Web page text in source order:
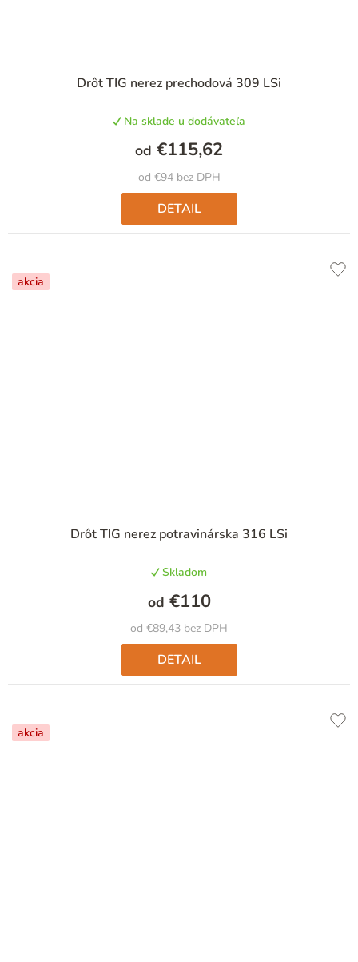
Drôt TIG nerez prechodová 309 LSi
Na sklade u dodávateľa
od €94 bez DPH
od €115,62
DETAIL
akcia
Drôt TIG nerez potravinárska 316 LSi
Skladom
od €89,43 bez DPH
od €110
DETAIL
akcia